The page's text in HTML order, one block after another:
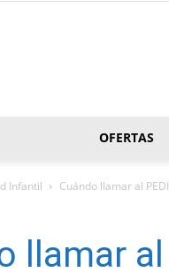
OFERTAS
Infantil Cuándo llamar al
llamar al